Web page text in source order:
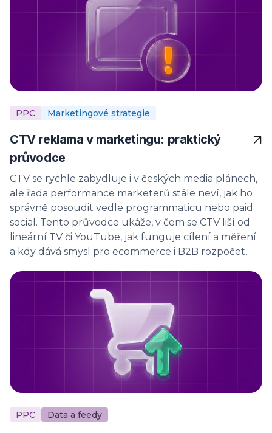
PPC Marketingové strategie
CTV reklama v marketingu: praktický
průvodce
CTV se rychle zabydluje i v českých media plánech,
ale řada performance marketerů stále neví, jak ho
správně posoudit vedle programmaticu nebo paid
social. Tento průvodce ukáže, v čem se CTV liší od
lineární TV či YouTube, jak funguje cílení a měření
a kdy dává smysl pro ecommerce i B2B rozpočet.
PPC Data a feedy